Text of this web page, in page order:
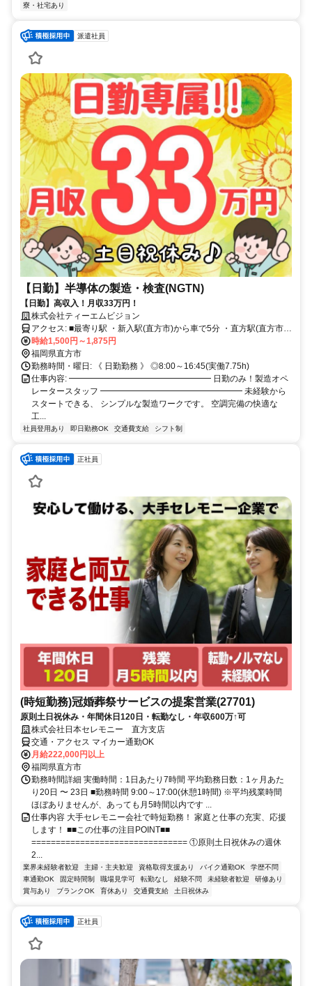
寮・社宅あり
派遣社員
【日勤】半導体の製造・検査(NGTN)
【日勤】高収入！月収33万円！
株式会社ティーエムビジョン
アクセス: ■最寄り駅 ・新入駅(直方市)から車で5分 ・直方駅(直方市)
から車で8分 ・中間駅(中間市)から車で20分 ・飯塚駅(飯塚市)から車
で30分 ※その他 八幡西区・宮若市・飯塚市・田川市と他多数勤務地
あり。
時給1,500円～1,875円
福岡県直方市
勤務時間・曜日: 《 日勤勤務 》 ◎8:00～16:45(実働7.75h)
仕事内容: ━━━━━━━━━━━━━━━━━ 日勤のみ！製造オペ
レータースタッフ ━━━━━━━━━━━━━━━━━ 未経験から
スタートできる、 シンプルな製造ワークです。 空調完備の快適な
工...
社員登用あり 即日勤務OK 交通費支給 シフト制
正社員
(時短勤務)冠婚葬祭サービスの提案営業(27701)
原則土日祝休み・年間休日120日・転勤なし・年収600万↑可
株式会社日本セレモニー 直方支店
交通・アクセス マイカー通勤OK
月給222,000円以上
福岡県直方市
勤務時間詳細 実働時間：1日あたり7時間 平均勤務日数：1ヶ月あた
り20日 〜 23日 ■勤務時間 9:00～17:00(休憩1時間) ※平均残業時間
ほぼありませんが、あっても月5時間以内です ...
仕事内容 大手セレモニー会社で時短勤務！ 家庭と仕事の充実、応援
します！ ■■この仕事の注目POINT■■
================================ ①原則土日祝休みの週休
2...
業界未経験者歓迎 主婦・主夫歓迎 資格取得支援あり バイク通勤OK
学歴不問
車通勤OK
固定時間制 職場見学可 転勤なし 経験不問 未経験者歓迎
研修あり
賞与あり
ブランクOK 育休あり 交通費支給 土日祝休み
正社員